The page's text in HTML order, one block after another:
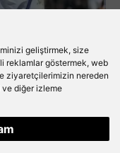
geliştirmek, size
reklamlar göstermek, web
ziyaretçilerimizin nereden
diğer izleme
Yeşil